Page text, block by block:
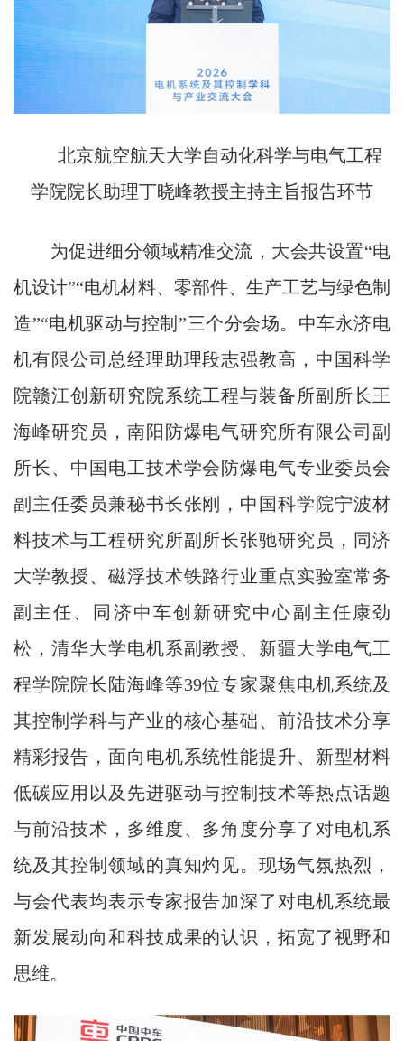
北京航空航天大学自动化科学与电气工程
学院院长助理丁晓峰教授主持主旨报告环节
为促进细分领域精准交流，大会共设置“电
机设计”“电机材料、零部件、生产工艺与绿色制
造”“电机驱动与控制”三个分会场。中车永济电
机有限公司总经理助理段志强教高，中国科学
院赣江创新研究院系统工程与装备所副所长王
海峰研究员，南阳防爆电气研究所有限公司副
所长、中国电工技术学会防爆电气专业委员会
副主任委员兼秘书长张刚，中国科学院宁波材
料技术与工程研究所副所长张驰研究员，同济
大学教授、磁浮技术铁路行业重点实验室常务
副主任、同济中车创新研究中心副主任康劲
松，清华大学电机系副教授、新疆大学电气工
程学院院长陆海峰等39位专家聚焦电机系统及
其控制学科与产业的核心基础、前沿技术分享
精彩报告，面向电机系统性能提升、新型材料
低碳应用以及先进驱动与控制技术等热点话题
与前沿技术，多维度、多角度分享了对电机系
统及其控制领域的真知灼见。现场气氛热烈，
与会代表均表示专家报告加深了对电机系统最
新发展动向和科技成果的认识，拓宽了视野和
思维。